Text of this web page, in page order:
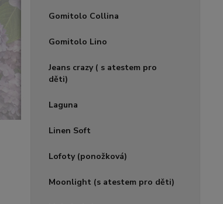
Gomitolo Collina
Gomitolo Lino
Jeans crazy ( s atestem pro
děti)
Laguna
Linen Soft
Lofoty (ponožková)
Moonlight (s atestem pro děti)